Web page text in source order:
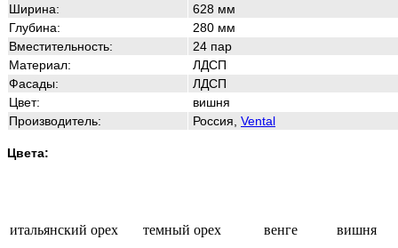
Ширина:
628 мм
Глубина:
280 мм
Вместительность:
24 пар
Материал:
ЛДСП
Фасады:
ЛДСП
Цвет:
вишня
Производитель:
Россия, Vental
Цвета:
итальянский орех темный орех венге вишня